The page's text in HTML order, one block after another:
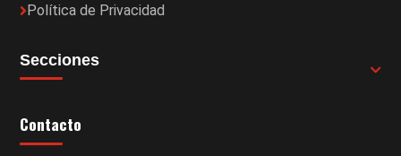
Política de Privacidad
Secciones
Contacto